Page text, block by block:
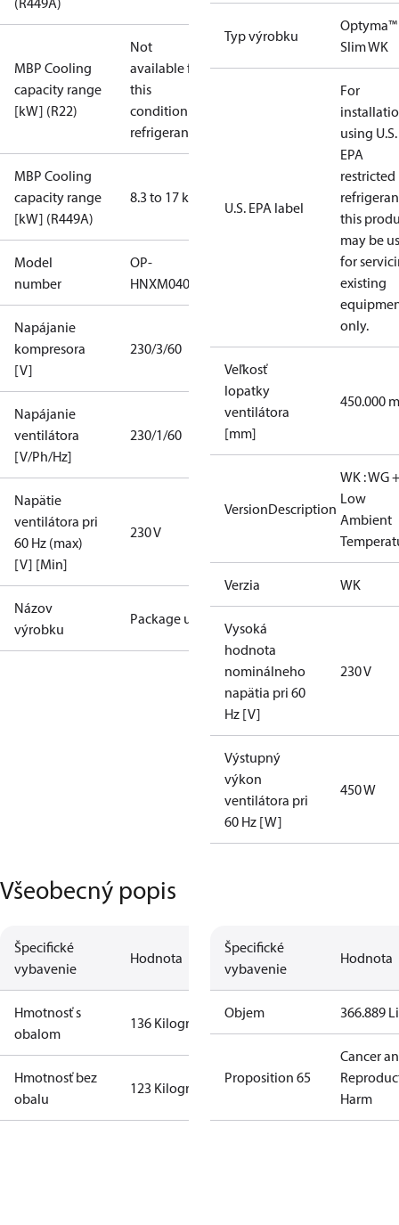
MBP Cooling
capacity range
[kW] (R22)
Not
available for
this
condition /
refrigerant
MBP Cooling
capacity range
[kW] (R449A)
8.3 to 17 kW
Model
number
OP-
HNXM0400UWK000Q
Napájanie
kompresora
[V]
230/3/60
Napájanie
ventilátora
[V/Ph/Hz]
230/1/60
Napätie
ventilátora pri
60 Hz (max)
[V] [Min]
230 V
Názov
výrobku
Package unit
Typ výrobku
Optyma™
Slim WK
U.S. EPA label
For
using U.S.
EPA
restricted
this
may be
for
existing
only.
Veľkosť
lopatky
ventilátora
[mm]
450.000
VersionDescription
WK : WG
Low
Ambient
Verzia WK
Vysoká
hodnota
nominálneho
napätia pri 60
Hz [V]
230 V
Výstupný
výkon
ventilátora pri
60 Hz [W]
450 W
Všeobecný popis
Špecifické
vybavenie
Hodnota
Hmotnosť s
obalom
136 Kilogram
Hmotnosť bez
obalu
123 Kilogram
Špecifické
vybavenie
Hodnota
Objem 366.889
Proposition 65
Cancer
Harm